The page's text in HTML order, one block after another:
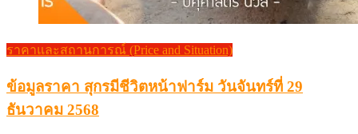
ราคาและสถานการณ์ (Price and Situation)
ข้อมูลราคา สุกรมีชีวิตหน้าฟาร์ม วันจันทร์ที่ 29
ธันวาคม 2568